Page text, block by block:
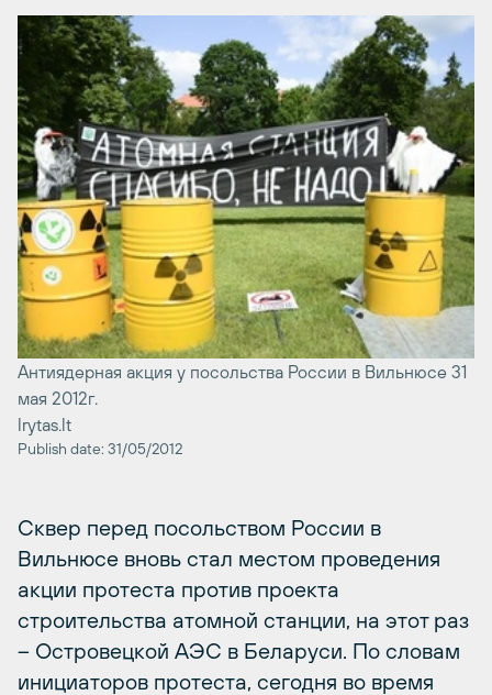
Антиядерная акция у посольства России в Вильнюсе 31
мая 2012г.
lrytas.lt
Publish date: 31/05/2012
Сквер перед посольством России в
Вильнюсе вновь стал местом проведения
акции протеста против проекта
строительства атомной станции, на этот раз
– Островецкой АЭС в Беларуси. По словам
инициаторов протеста, сегодня во время